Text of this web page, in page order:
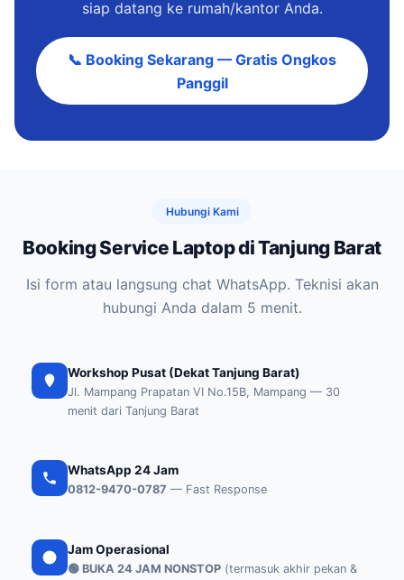
siap datang ke rumah/kantor Anda.
📞 Booking Sekarang — Gratis Ongkos
Panggil
Hubungi Kami
Booking Service Laptop di Tanjung Barat
Isi form atau langsung chat WhatsApp. Teknisi akan
hubungi Anda dalam 5 menit.
Workshop Pusat (Dekat Tanjung Barat)
Jl. Mampang Prapatan VI No.15B, Mampang — 30
menit dari Tanjung Barat
WhatsApp 24 Jam
0812-9470-0787 — Fast Response
Jam Operasional
🟢 BUKA 24 JAM NONSTOP (termasuk akhir pekan &